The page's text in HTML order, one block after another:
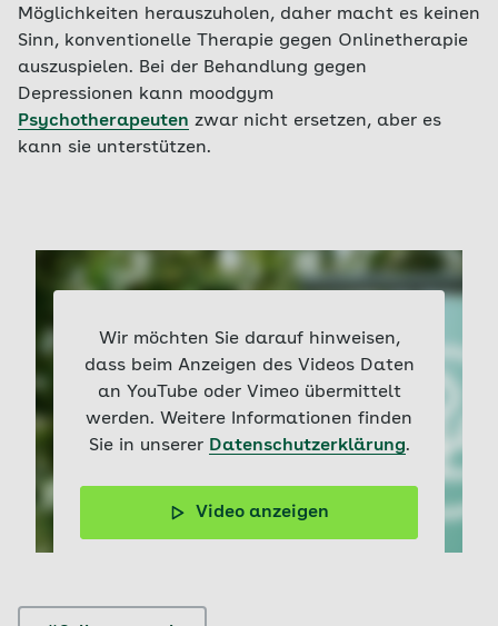
Möglichkeiten herauszuholen, daher macht es keinen
Sinn, konventionelle Therapie gegen Onlinetherapie
auszuspielen. Bei der Behandlung gegen
Depressionen kann moodgym
Psychotherapeuten zwar nicht ersetzen, aber es
kann sie unterstützen.
Wir möchten Sie darauf hinweisen,
dass beim Anzeigen des Videos Daten
an YouTube oder Vimeo übermittelt
werden. Weitere Informationen finden
Sie in unserer Datenschutzerklärung.
Video anzeigen
Eine Kurzzusammenfassung des
Onlineselbsthilfeprogramms moodgym.